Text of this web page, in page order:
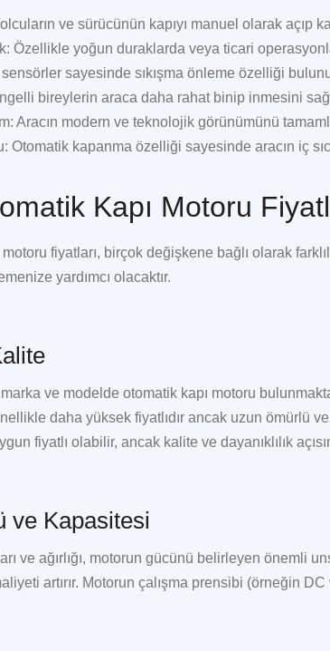
ve sürücünün kapıyı manuel olarak açıp
Özellikle yoğun duraklarda veya ticari
sensörler sayesinde sıkışma önleme özelliği
bireylerin araca daha rahat binip inmesini
Aracın modern ve teknolojik görünümünü
Otomatik kapanma özelliği sayesinde aracın iç
Kapı Motoru
fiyatları, birçok değişkene bağlı olarak
yardımcı olacaktır.
ve modelde otomatik kapı motoru
daha yüksek fiyatlıdır ancak uzun ömürlü
fiyatlı olabilir, ancak kalite ve dayanıklılık
ve Kapasitesi
ve ağırlığı, motorun gücünü belirleyen önemli
artırır. Motorun çalışma prensibi (örneğin